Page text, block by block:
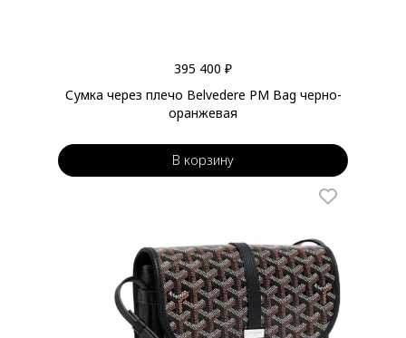
395 400 ₽
Сумка через плечо Belvedere PM Bag черно-
оранжевая
В корзину